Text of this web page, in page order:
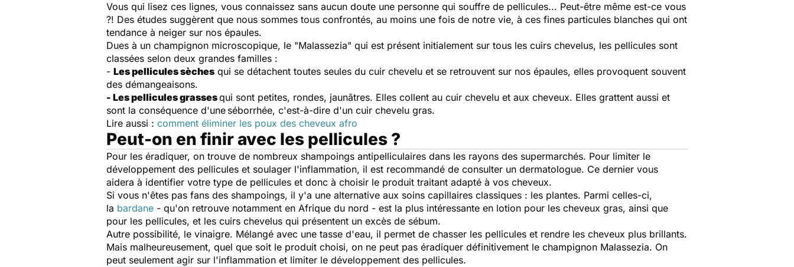
Vous qui lisez ces lignes, vous connaissez sans aucun doute une personne qui souffre de pellicules... Peut-être même est-ce vous
?! Des études suggèrent que nous sommes tous confrontés, au moins une fois de notre vie, à ces fines particules blanches qui ont
tendance à neiger sur nos épaules.
Dues à un champignon microscopique, le "Malassezia" qui est présent initialement sur tous les cuirs chevelus, les pellicules sont
classées selon deux grandes familles :
- Les pellicules sèches qui se détachent toutes seules du cuir chevelu et se retrouvent sur nos épaules, elles provoquent souvent
des démangeaisons.
- Les pellicules grassesqui sont petites, rondes, jaunâtres. Elles collent au cuir chevelu et aux cheveux. Elles grattent aussi et
sont la conséquence d'une séborrhée, c'est-à-dire d'un cuir chevelu gras.
Lire aussi : comment éliminer les poux des cheveux afro
Peut-on en finir avec les pellicules ?
Pour les éradiquer, on trouve de nombreux shampoings antipelliculaires dans les rayons des supermarchés. Pour limiter le
développement des pellicules et soulager l'inflammation, il est recommandé de consulter un dermatologue. Ce dernier vous
aidera à identifier votre type de pellicules et donc à choisir le produit traitant adapté à vos cheveux.
Si vous n'êtes pas fans des shampoings, il y'a une alternative aux soins capillaires classiques : les plantes. Parmi celles-ci,
la bardane - qu'on retrouve notamment en Afrique du nord - est la plus intéressante en lotion pour les cheveux gras, ainsi que
pour les pellicules, et les cuirs chevelus qui présentent un excès de sébum.
Autre possibilité, le vinaigre. Mélangé avec une tasse d'eau, il permet de chasser les pellicules et rendre les cheveux plus brillants.
Mais malheureusement, quel que soit le produit choisi, on ne peut pas éradiquer définitivement le champignon Malassezia. On
peut seulement agir sur l'inflammation et limiter le développement des pellicules.